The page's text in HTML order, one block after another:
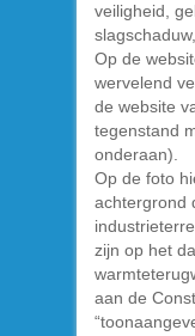
veiligheid,
Op de
wervelend
de website
tegenstand
onderaan).
Op de foto
achtergrond
zijn op het
aan de